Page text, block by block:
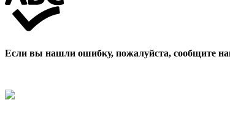
Если вы нашли ошибку, пожалуйста, сообщите